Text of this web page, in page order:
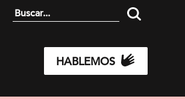
HABLEMOS